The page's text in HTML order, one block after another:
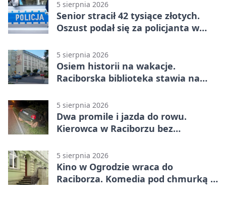
5 sierpnia 2026
Senior stracił 42 tysiące złotych.
Oszust podał się za policjanta w
5 sierpnia 2026
Osiem historii na wakacje.
Raciborska biblioteka stawia na
5 sierpnia 2026
Dwa promile i jazda do rowu.
Kierowca w Raciborzu bez
5 sierpnia 2026
Kino w Ogrodzie wraca do
Raciborza. Komedia pod chmurką w